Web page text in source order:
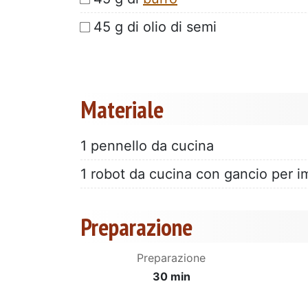
45 g di olio di semi
Materiale
1 pennello da cucina
1 robot da cucina con gancio per
Preparazione
Preparazione
30 min